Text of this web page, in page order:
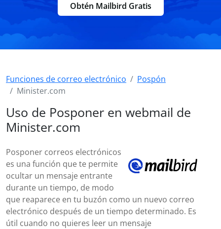
Obtén Mailbird Gratis
Funciones de correo electrónico
Pospón
Minister.com
Uso de Posponer en webmail de
Minister.com
Posponer correos electrónicos
es una función que te permite
ocultar un mensaje entrante
durante un tiempo, de modo
que reaparece en tu buzón como un nuevo correo
electrónico después de un tiempo determinado. Es
útil cuando no quieres leer un mensaje